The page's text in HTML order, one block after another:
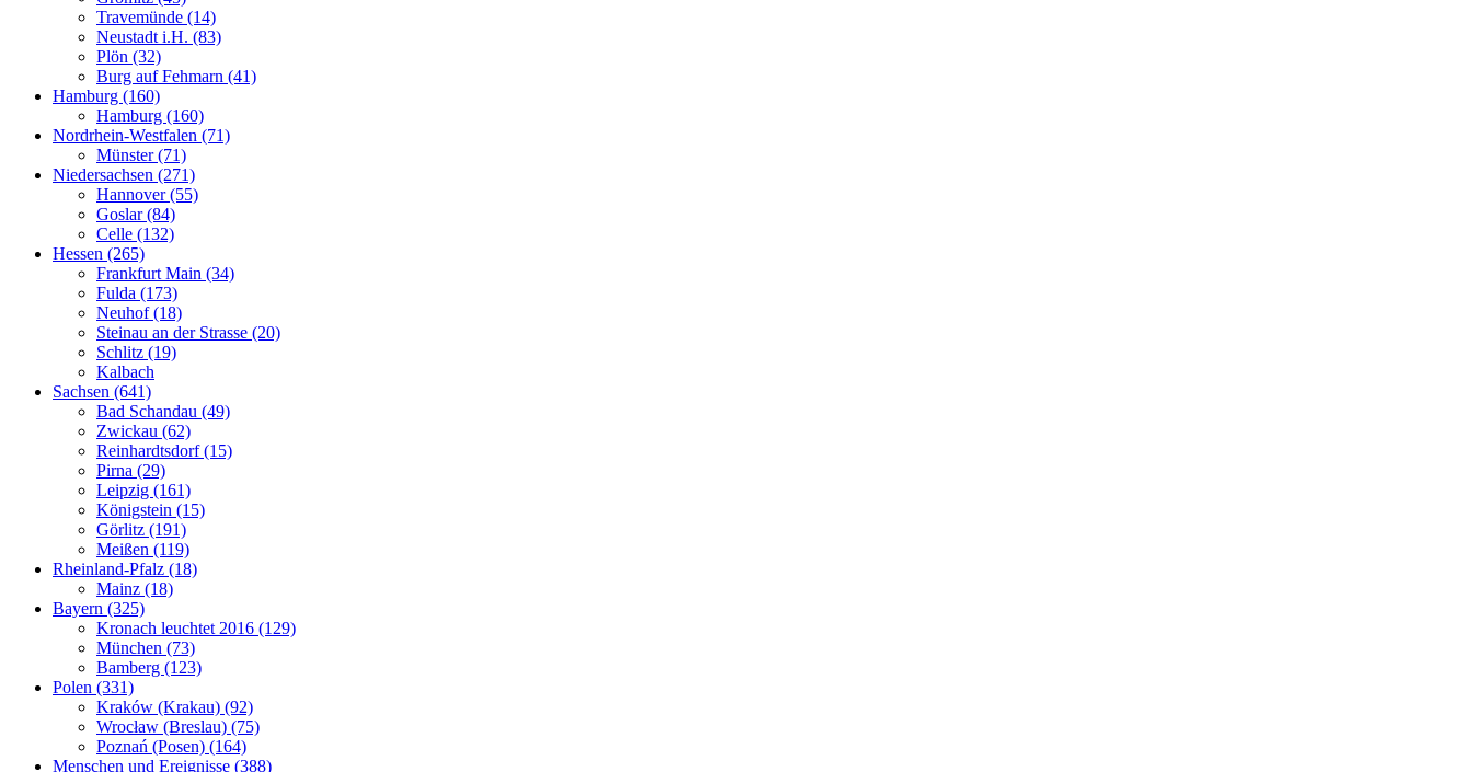
Travemünde (14)
Neustadt i.H. (83)
Plön (32)
Burg auf Fehmarn (41)
Hamburg (160)
Hamburg (160)
Nordrhein-Westfalen (71)
Münster (71)
Niedersachsen (271)
Hannover (55)
Goslar (84)
Celle (132)
Hessen (265)
Frankfurt Main (34)
Fulda (173)
Neuhof (18)
Steinau an der Strasse (20)
Schlitz (19)
Kalbach
Sachsen (641)
Bad Schandau (49)
Zwickau (62)
Reinhardtsdorf (15)
Pirna (29)
Leipzig (161)
Königstein (15)
Görlitz (191)
Meißen (119)
Rheinland-Pfalz (18)
Mainz (18)
Bayern (325)
Kronach leuchtet 2016 (129)
München (73)
Bamberg (123)
Polen (331)
Kraków (Krakau) (92)
Wrocław (Breslau) (75)
Poznań (Posen) (164)
Menschen und Ereignisse (388)